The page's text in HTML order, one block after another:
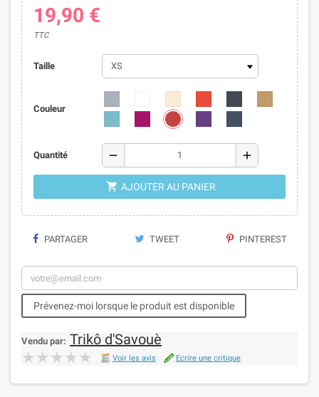
19,90 €
TTC
Taille
Couleur
Quantité remove add
 AJOUTER AU PANIER
PARTAGER TWEET PINTEREST
Prévenez-moi lorsque le produit est disponible
Vendu par: Trikô d'Savouè
★★★★★
★★★★★ Voir les avis Ecrire une critique